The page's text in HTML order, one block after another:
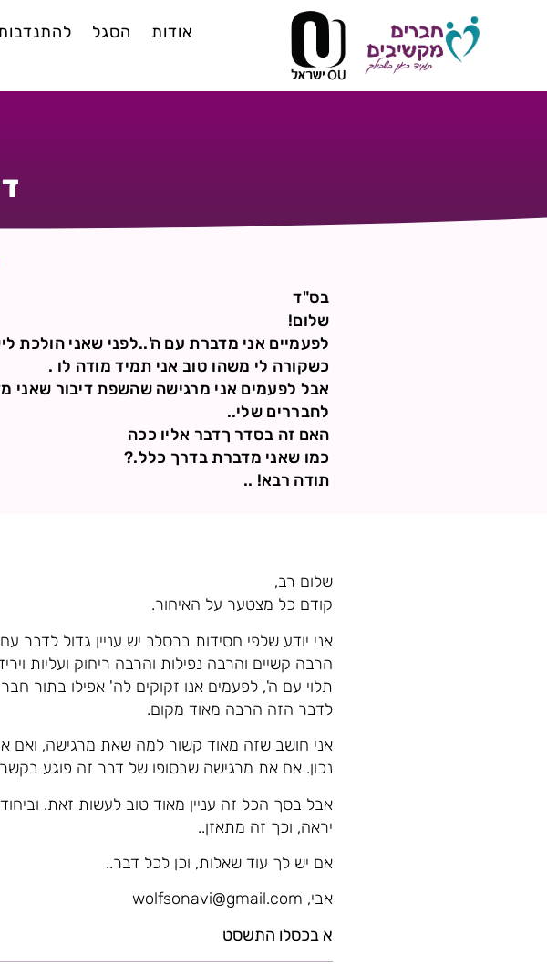
אודות הסגל
בס"ד
שלום!
לפעמיים אני מדברת עם ה'..לפני שאני הולכת
כשקורה לי משהו טוב אני תמיד מודה לו .
אבל לפעמים אני מרגישה שהשפת דיבור שאני
לחבררים שלי..
האם זה בסדר ךדבר אליו ככה
כמו שאני מדברת בדרך כלל.?
תודה רבא! ..
שלום רב,
קודם כל מצטער על האיחור.
אני יודע שלפי חסידות ברסלב יש עניין גדול
הרבה קשיים והרבה נפילות והרבה ריחוק ועליות
תלוי עם ה', לפעמים אנו זקוקים לה' אפילו בתור
לדבר הזה הרבה מאוד מקום.
אני חושב שזה מאוד קשור למה שאת מרגישה,
נכון. אם את מרגישה שבסופו של דבר זה פוגע
אבל בסך הכל זה עניין מאוד טוב לעשות זאת.
יראה, וכך זה מתאזן..
אם יש לך עוד שאלות, וכן לכל דבר..
אבי, wolfsonavi@gmail.com
א בכסלו התשסט